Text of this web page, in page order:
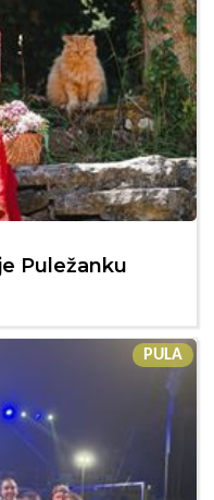
Puležanku
PULA